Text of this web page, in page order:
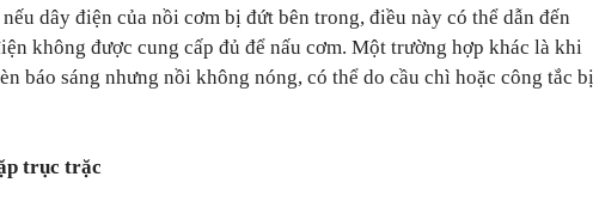
nếu dây điện của nồi cơm bị đứt bên trong, điều này có thể dẫn đến
không được cung cấp đủ để nấu cơm. Một trường hợp khác là khi
báo sáng nhưng nồi không nóng, có thể do cầu chì hoặc công tắc bị
trục trặc